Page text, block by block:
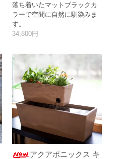
落ち着いたマットブラックカ
ラーで空間に自然に馴染みま
す。
34,800円
アクアポニックス キ